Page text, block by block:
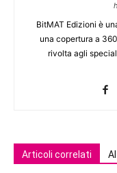
BitMAT Edizioni è
una copertura a
rivolta agli
Articoli correlati